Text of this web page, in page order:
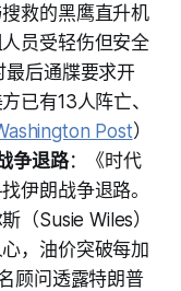
救的黑鹰直升机
员受轻伤但安全
后通牒要求开
已有13人阵亡、
Post）
争退路：《时代
伊朗战争退路。
（Susie Wiles）
，油价突破每加
顾问透露特朗普